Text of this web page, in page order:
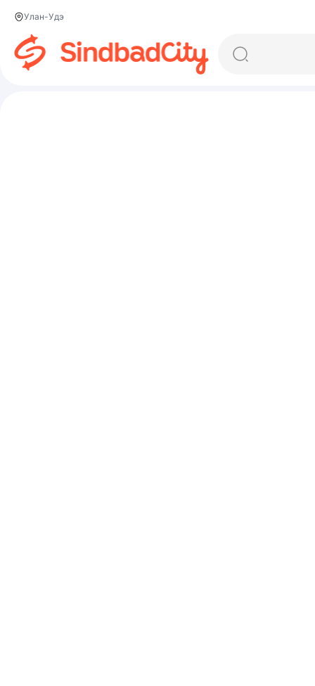
Улан-Удэ